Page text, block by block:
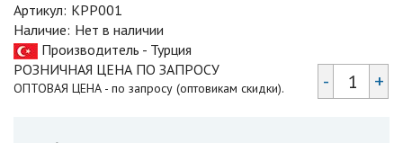
Артикул: KPP001
Наличие: Нет в наличии
Производитель - Турция
РОЗНИЧНАЯ ЦЕНА ПО ЗАПРОСУ
ОПТОВАЯ ЦЕНА - по запросу (оптовикам скидки). - +